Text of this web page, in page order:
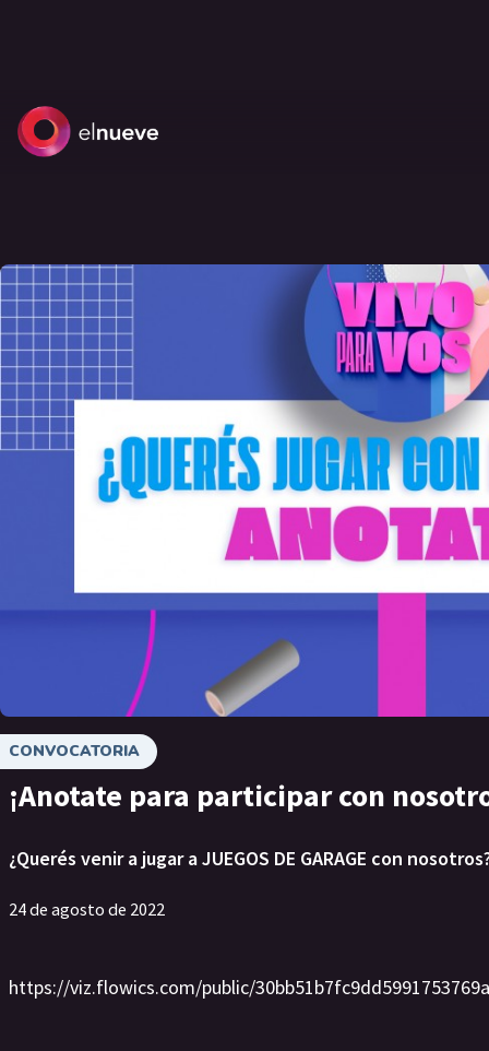
CONVOCATORIA
¡Anotate para participar con
¿Querés venir a jugar a JUEGOS DE GARAGE con
24 de agosto de 2022
https://viz.flowics.com/public/